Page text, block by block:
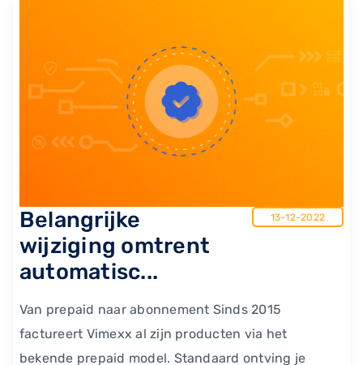
Belangrijke
wijziging omtrent
automatisc...
13-12-2022
Van prepaid naar abonnement Sinds 2015
factureert Vimexx al zijn producten via het
bekende prepaid model. Standaard ontving je